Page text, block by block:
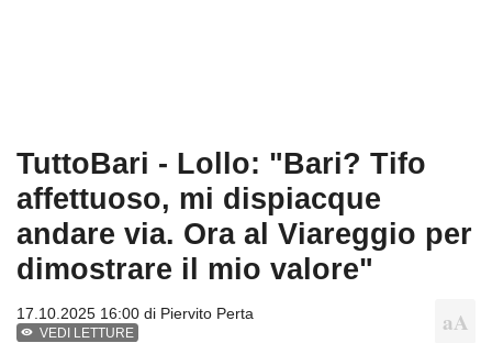
TuttoBari - Lollo: "Bari? Tifo
affettuoso, mi dispiacque
andare via. Ora al Viareggio per
dimostrare il mio valore"
17.10.2025 16:00 di Piervito Perta
VEDI LETTURE